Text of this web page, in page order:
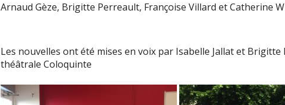
Arnaud Gèze, Brigitte Perreault, Françoise Villard et Catherine
Les nouvelles ont été mises en voix par Isabelle Jallat et
théâtrale Coloquinte